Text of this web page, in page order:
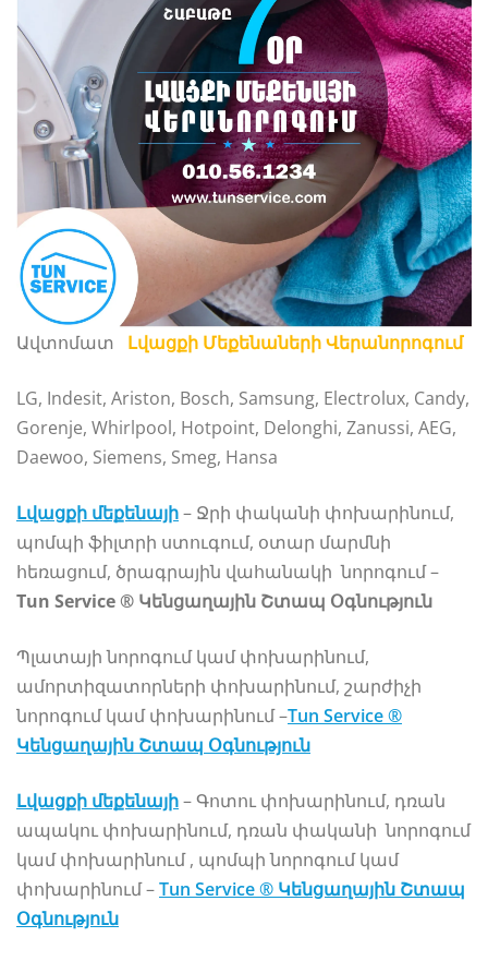
Ավտոմատ Լվացքի Մեքենաների Վերանորոգում
LG, Indesit, Ariston, Bosch, Samsung, Electrolux, Candy,
Gorenje, Whirlpool, Hotpoint, Delonghi, Zanussi, AEG,
Daewoo, Siemens, Smeg, Hansa
Լվացքի մեքենայի– Ջրի փականի փոխարինում,
պոմպի ֆիլտրի ստուգում, օտար մարմնի
հեռացում, ծրագրային վահանակի նորոգում –
Tun Service ® Կենցաղային Շտապ Օգնություն
Պլատայի նորոգում կամ փոխարինում,
ամորտիզատորների փոխարինում, շարժիչի
նորոգում կամ փոխարինում –Tun Service ®
Կենցաղային Շտապ Օգնություն
Լվացքի մեքենայի– Գոտու փոխարինում, դռան
ապակու փոխարինում, դռան փականի նորոգում
կամ փոխարինում , պոմպի նորոգում կամ
փոխարինում –Tun Service ® Կենցաղային Շտապ
Օգնություն